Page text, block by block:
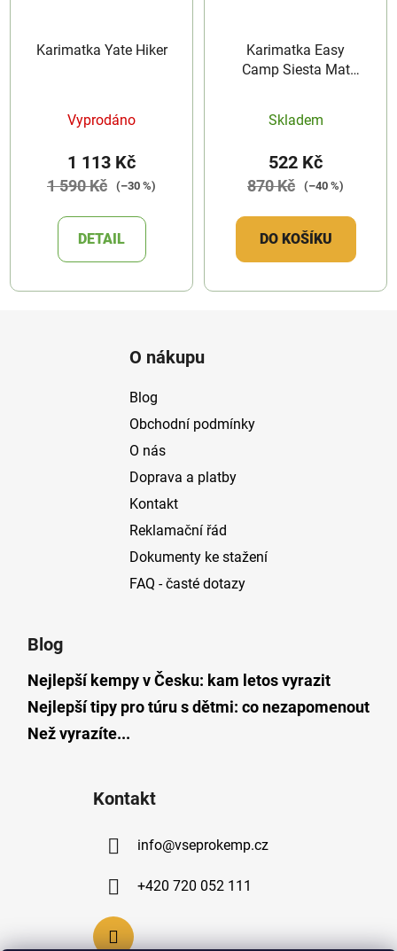
Karimatka Yate Hiker
Vyprodáno
1 113 Kč
1 590 Kč (–30 %)
DETAIL
Karimatka Easy
Camp Siesta Mat
Skladem
522 Kč
870 Kč (–40 %)
DO KOŠÍKU
O nákupu
Blog
Obchodní podmínky
O nás
Doprava a platby
Kontakt
Reklamační řád
Dokumenty ke stažení
FAQ - časté dotazy
Blog
Nejlepší kempy v Česku: kam letos vyrazit
Nejlepší tipy pro túru s dětmi: co nezapomenout
Než vyrazíte...
Kontakt
info@vseprokemp.cz
+420 720 052 111